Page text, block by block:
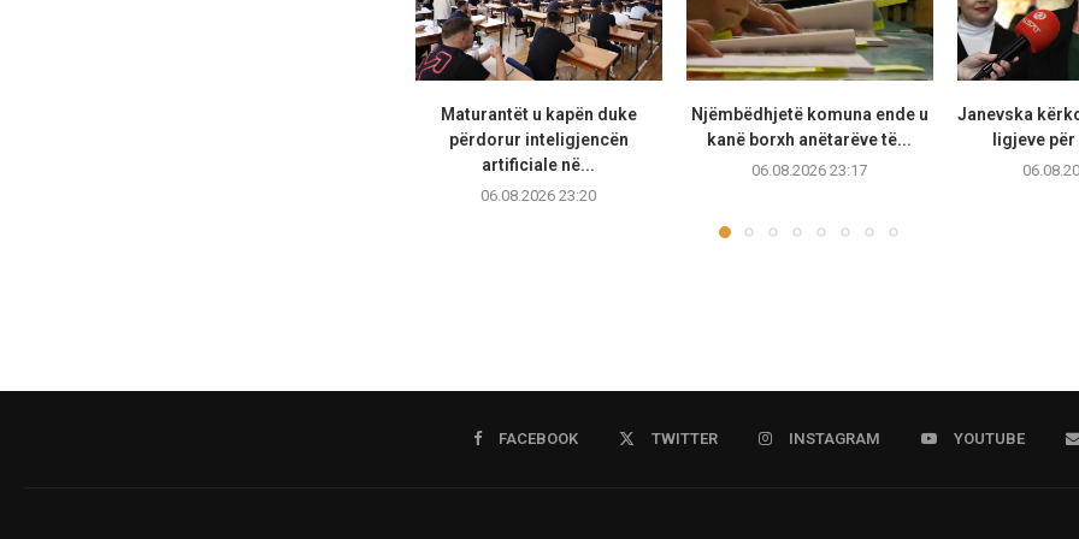
Maturantët u kapën duke
përdorur inteligjencën
artificiale në...
06.08.2026 23:20
Njëmbëdhjetë komuna ende u
kanë borxh anëtarëve të...
06.08.2026 23:17
Janevska
ligjeve
FACEBOOK TWITTER INSTAGRAM YOUTUBE